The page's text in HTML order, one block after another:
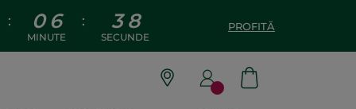
: 0 6
MINUTE
: 3 8
SECUNDE
PROFITĂ